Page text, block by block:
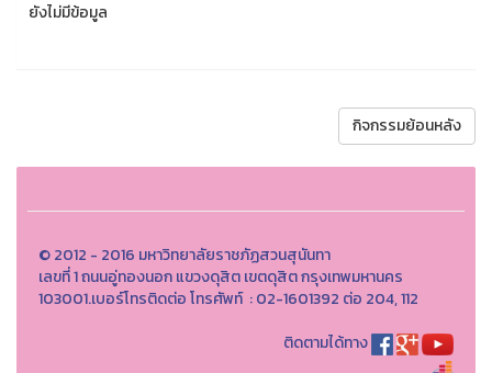
ยังไม่มีข้อมูล
กิจกรรมย้อนหลัง
© 2012 - 2016 มหาวิทยาลัยราชภัฏสวนสุนันทา
เลขที่ 1 ถนนอู่ทองนอก แขวงดุสิต เขตดุสิต กรุงเทพมหานคร
103001.เบอร์โทรติดต่อ โทรศัพท์ : 02-1601392 ต่อ 204, 112
ติดตามได้ทาง